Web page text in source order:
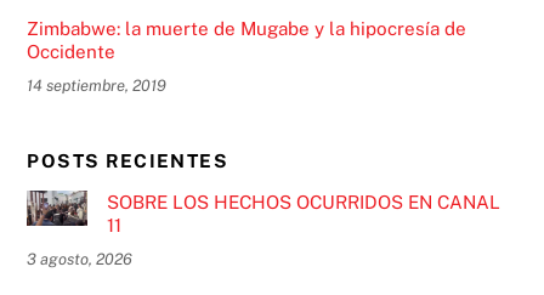
Zimbabwe: la muerte de Mugabe y la hipocresía de
Occidente
14 septiembre, 2019
POSTS RECIENTES
SOBRE LOS HECHOS OCURRIDOS EN CANAL
11
3 agosto, 2026